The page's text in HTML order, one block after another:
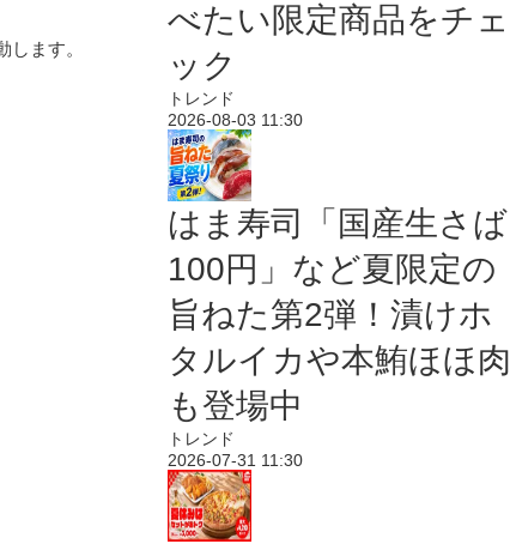
ます。
べたい限定商品をチェ
ック
トレンド
2026-08-03 11:30
はま寿司「国産生さば
100円」など夏限定の
旨ねた第2弾！漬けホ
タルイカや本鮪ほほ肉
も登場中
トレンド
2026-07-31 11:30